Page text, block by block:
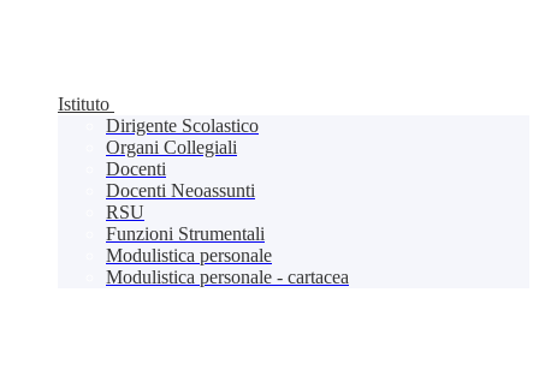
Istituto
Dirigente Scolastico
Organi Collegiali
Docenti
Docenti Neoassunti
RSU
Funzioni Strumentali
Modulistica personale
Modulistica personale - cartacea